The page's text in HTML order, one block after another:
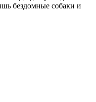
бездомные собаки и